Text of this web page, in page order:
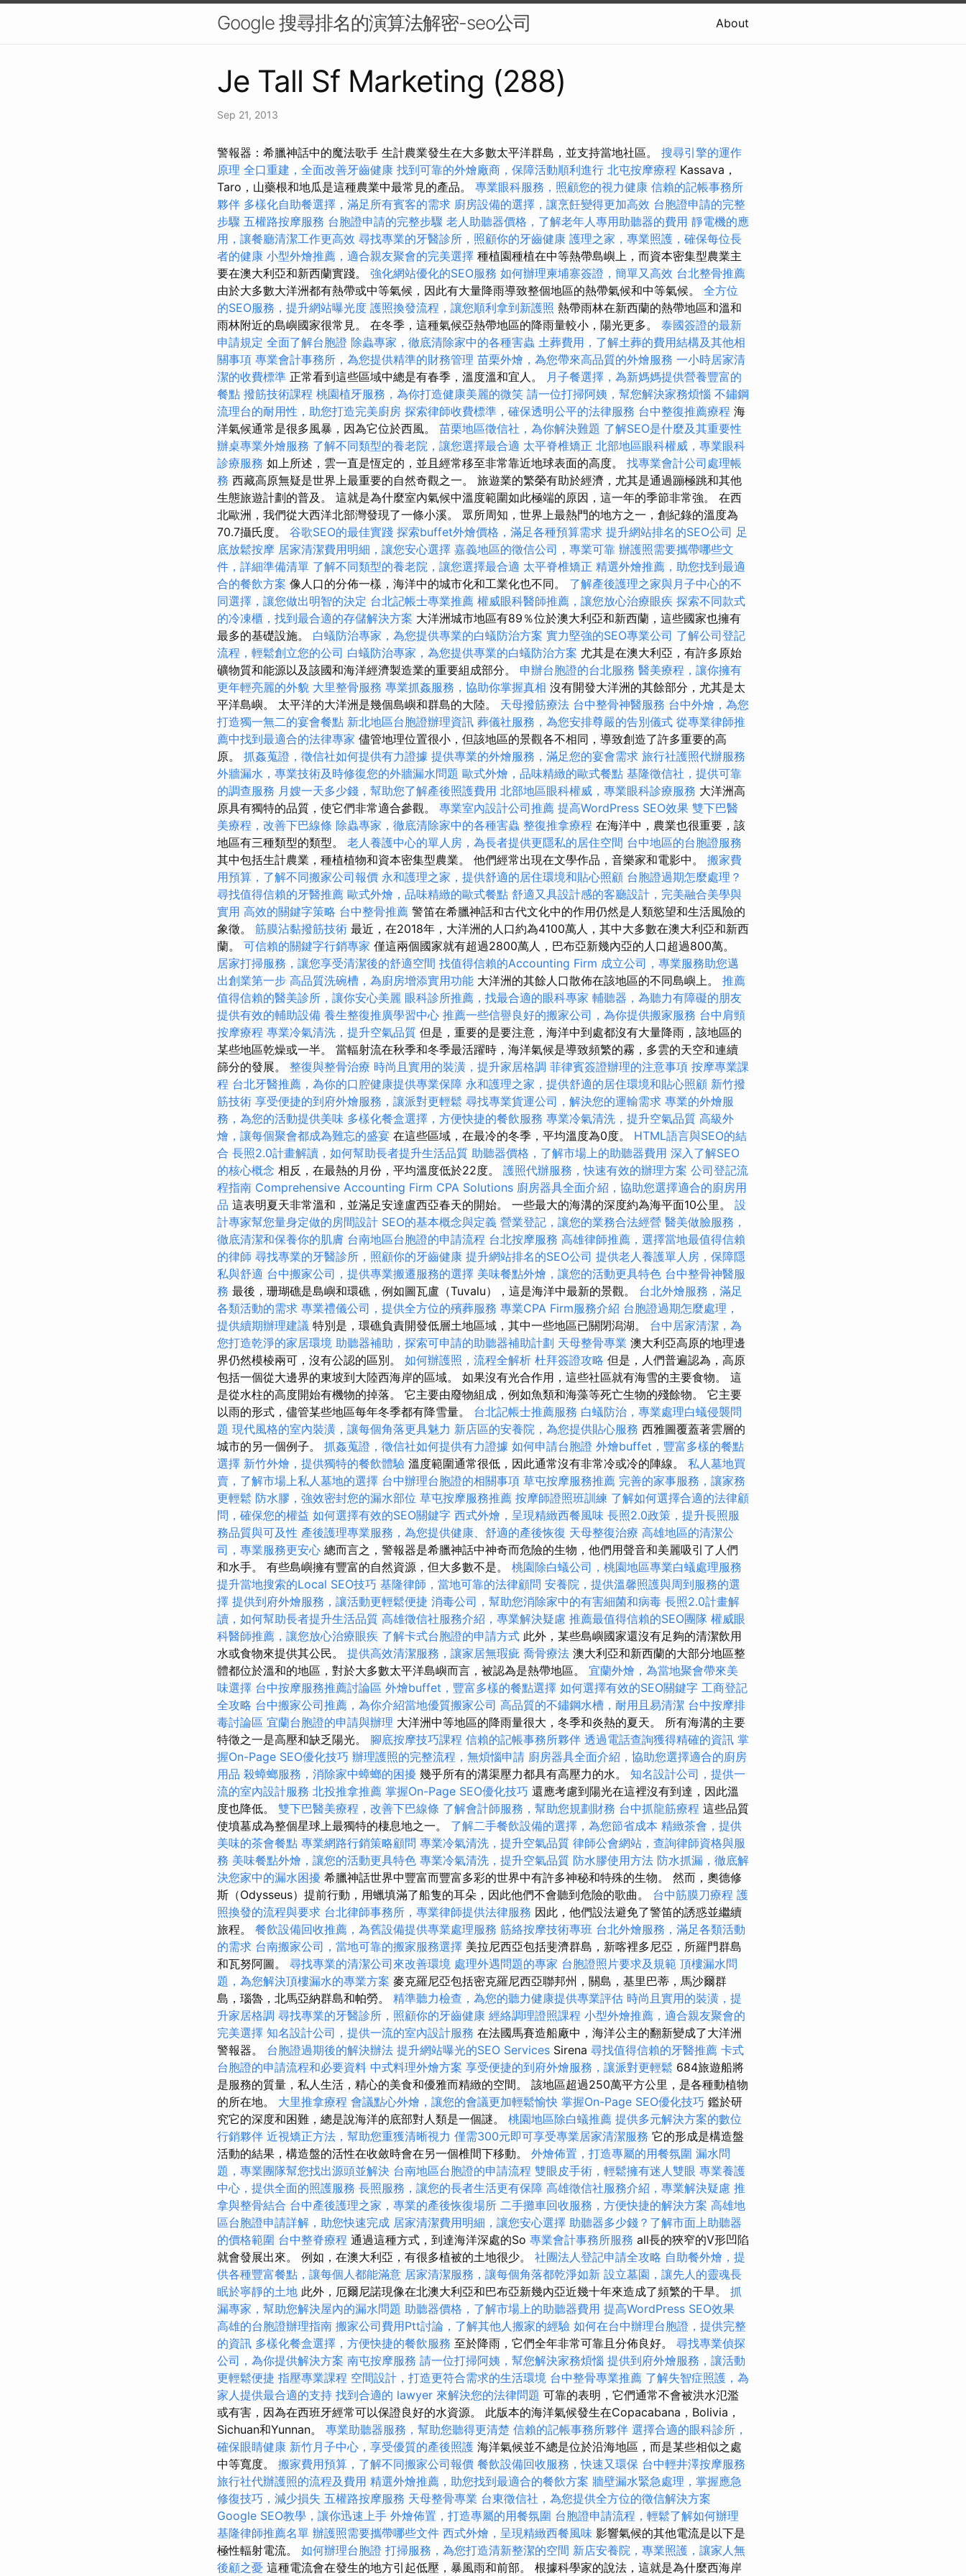
Google 搜尋排名的演算法解密-seo公司 About
Je Tall Sf Marketing (288)
Sep 21, 2013
警報器：希臘神話中的魔法歌手 生計農業發生在大多數太平洋群島，並支持當地社區。 搜尋引擎的運作
原理 全口重建，全面改善牙齒健康 找到可靠的外燴廠商，保障活動順利進行 北屯按摩療程 Kassava，
Taro，山藥根和地瓜是這種農業中最常見的產品。 專業眼科服務，照顧您的視力健康 信賴的記帳事務所
夥伴 多樣化自助餐選擇，滿足所有賓客的需求 廚房設備的選擇，讓烹飪變得更加高效 台胞證申請的完整
步驟 五權路按摩服務 台胞證申請的完整步驟 老人助聽器價格，了解老年人專用助聽器的費用 靜電機的應
用，讓餐廳清潔工作更高效 尋找專業的牙醫診所，照顧你的牙齒健康 護理之家，專業照護，確保每位長
者的健康 小型外燴推薦，適合親友聚會的完美選擇 種植園種植在中等熱帶島嶼上，而資本密集型農業主
要在澳大利亞和新西蘭實踐。 強化網站優化的SEO服務 如何辦理柬埔寨簽證，簡單又高效 台北整骨推薦
由於大多數大洋洲都有熱帶或中等氣候，因此有大量降雨導致整個地區的熱帶氣候和中等氣候。 全方位
的SEO服務，提升網站曝光度 護照換發流程，讓您順利拿到新護照 熱帶雨林在新西蘭的熱帶地區和溫和
雨林附近的島嶼國家很常見。 在冬季，這種氣候亞熱帶地區的降雨量較小，陽光更多。 泰國簽證的最新
申請規定 全面了解台胞證 除蟲專家，徹底清除家中的各種害蟲 土葬費用，了解土葬的費用結構及其他相
關事項 專業會計事務所，為您提供精準的財務管理 苗栗外燴，為您帶來高品質的外燴服務 一小時居家清
潔的收費標準 正常看到這些區域中總是有春季，溫度溫和宜人。
月子餐選擇，為新媽媽提供營養豐富的
餐點 撥筋技術課程 桃園植牙服務，為你打造健康美麗的微笑 請一位打掃阿姨，幫您解決家務煩惱 不鏽鋼
流理台的耐用性，助您打造完美廚房 探索律師收費標準，確保透明公平的法律服務 台中整復推薦療程 海
洋氣候通常是很多風暴，因為它位於西風。 苗栗地區徵信社，為你解決難題 了解SEO是什麼及其重要性
辦桌專業外燴服務 了解不同類型的養老院，讓您選擇最合適 太平脊椎矯正 北部地區眼科權威，專業眼科
診療服務 如上所述，雲一直是恆定的，並且經常移至非常靠近地球表面的高度。 找專業會計公司處理帳
務 西藏高原無疑是世界上最重要的自然奇觀之一。 旅遊業的繁榮有助於經濟，尤其是通過蹦極跳和其他
生態旅遊計劃的普及。 這就是為什麼室內氣候中溫度範圍如此極端的原因，這一年的季節非常強。 在西
北歐洲，我們從大西洋北部灣發現了一條小溪。 眾所周知，世界上最熱門的地方之一，創紀錄的溫度為
70.7攝氏度。 谷歌SEO的最佳實踐 探索buffet外燴價格，滿足各種預算需求 提升網站排名的SEO公司 足
底放鬆按摩 居家清潔費用明細，讓您安心選擇 嘉義地區的徵信公司，專業可靠 辦護照需要攜帶哪些文
件，詳細準備清單 了解不同類型的養老院，讓您選擇最合適 太平脊椎矯正 精選外燴推薦，助您找到最適
合的餐飲方案 像人口的分佈一樣，海洋中的城市化和工業化也不同。 了解產後護理之家與月子中心的不
同選擇，讓您做出明智的決定 台北記帳士專業推薦 權威眼科醫師推薦，讓您放心治療眼疾 探索不同款式
的冷凍櫃，找到最合適的存儲解決方案 大洋洲城市地區有89％位於澳大利亞和新西蘭，這些國家也擁有
最多的基礎設施。 白蟻防治專家，為您提供專業的白蟻防治方案 實力堅強的SEO專業公司 了解公司登記
流程，輕鬆創立您的公司 白蟻防治專家，為您提供專業的白蟻防治方案 尤其是在澳大利亞，有許多原始
礦物質和能源以及該國和海洋經濟製造業的重要組成部分。 申辦台胞證的台北服務 醫美療程，讓你擁有
更年輕亮麗的外貌 大里整骨服務 專業抓姦服務，協助你掌握真相 沒有開發大洋洲的其餘部分，尤其是太
平洋島嶼。 太平洋的大洋洲是幾個島嶼和群島的大陸。 天母撥筋療法 台中整骨神醫服務 台中外燴，為您
打造獨一無二的宴會餐點 新北地區台胞證辦理資訊 葬儀社服務，為您安排尊嚴的告別儀式 從專業律師推
薦中找到最適合的法律專家 儘管地理位置很小，但該地區的景觀各不相同，導致創造了許多重要的高
原。 抓姦蒐證，徵信社如何提供有力證據 提供專業的外燴服務，滿足您的宴會需求 旅行社護照代辦服務
外牆漏水，專業技術及時修復您的外牆漏水問題 歐式外燴，品味精緻的歐式餐點 基隆徵信社，提供可靠
的調查服務 月嫂一天多少錢，幫助您了解產後照護費用 北部地區眼科權威，專業眼科診療服務 大洋洲高
原具有獨特的品質，使它們非常適合參觀。 專業室內設計公司推薦 提高WordPress SEO效果 雙下巴醫
美療程，改善下巴線條 除蟲專家，徹底清除家中的各種害蟲 整復推拿療程 在海洋中，農業也很重要，該
地區有三種類型的類型。 老人養護中心的單人房，為長者提供更隱私的居住空間 台中地區的台胞證服務
其中包括生計農業，種植植物和資本密集型農業。 他們經常出現在文學作品，音樂家和電影中。 搬家費
用預算，了解不同搬家公司報價 永和護理之家，提供舒適的居住環境和貼心照顧 台胞證過期怎麼處理？
尋找值得信賴的牙醫推薦 歐式外燴，品味精緻的歐式餐點 舒適又具設計感的客廳設計，完美融合美學與
實用 高效的關鍵字策略 台中整骨推薦 警笛在希臘神話和古代文化中的作用仍然是人類慾望和生活風險的
象徵。 筋膜沾黏撥筋技術 最近，在2018年，大洋洲的人口約為4100萬人，其中大多數在澳大利亞和新西
蘭。 可信賴的關鍵字行銷專家 僅這兩個國家就有超過2800萬人，巴布亞新幾內亞的人口超過800萬。
居家打掃服務，讓您享受清潔後的舒適空間 找值得信賴的Accounting Firm 成立公司，專業服務助您邁
出創業第一步 高品質洗碗槽，為廚房增添實用功能 大洋洲的其餘人口散佈在該地區的不同島嶼上。 推薦
值得信賴的醫美診所，讓你安心美麗 眼科診所推薦，找最合適的眼科專家 輔聽器，為聽力有障礙的朋友
提供有效的輔助設備 養生整復推廣學習中心 推薦一些信譽良好的搬家公司，為你提供搬家服務 台中肩頸
按摩療程 專業冷氣清洗，提升空氣品質 但是，重要的是要注意，海洋中到處都沒有大量降雨，該地區的
某些地區乾燥或一半。 當輻射流在秋季和冬季最活躍時，海洋氣候是導致頻繁的霧，多雲的天空和連續
篩分的發展。 整復與整骨治療 時尚且實用的裝潢，提升家居格調 菲律賓簽證辦理的注意事項 按摩專業課
程 台北牙醫推薦，為你的口腔健康提供專業保障 永和護理之家，提供舒適的居住環境和貼心照顧 新竹撥
筋技術 享受便捷的到府外燴服務，讓派對更輕鬆 尋找專業貨運公司，解決您的運輸需求 專業的外燴服
務，為您的活動提供美味 多樣化餐盒選擇，方便快捷的餐飲服務 專業冷氣清洗，提升空氣品質 高級外
燴，讓每個聚會都成為難忘的盛宴 在這些區域，在最冷的冬季，平均溫度為0度。 HTML語言與SEO的結
合 長照2.0計畫解讀，如何幫助長者提升生活品質 助聽器價格，了解市場上的助聽器費用 深入了解SEO
的核心概念 相反，在最熱的月份，平均溫度低於22度。 護照代辦服務，快速有效的辦理方案 公司登記流
程指南 Comprehensive Accounting Firm CPA Solutions 廚房器具全面介紹，協助您選擇適合的廚房用
品 這表明夏天非常溫和，並滿足安達盧西亞春天的開始。 一些最大的海溝的深度約為海平面10公里。 設
計專家幫您量身定做的房間設計 SEO的基本概念與定義 營業登記，讓您的業務合法經營 醫美做臉服務，
徹底清潔和保養你的肌膚 台南地區台胞證的申請流程 台北按摩服務 高雄律師推薦，選擇當地最值得信賴
的律師 尋找專業的牙醫診所，照顧你的牙齒健康 提升網站排名的SEO公司 提供老人養護單人房，保障隱
私與舒適 台中搬家公司，提供專業搬遷服務的選擇 美味餐點外燴，讓您的活動更具特色 台中整骨神醫服
務 最後，珊瑚礁是島嶼和環礁，例如圖瓦盧（Tuvalu），這是海洋中最新的景觀。 台北外燴服務，滿足
各類活動的需求 專業禮儀公司，提供全方位的殯葬服務 專業CPA Firm服務介紹 台胞證過期怎麼處理，
提供續期辦理建議 特別是，環礁負責開發低層土地區域，其中一些地區已關閉潟湖。 台中居家清潔，為
您打造乾淨的家居環境 助聽器補助，探索可申請的助聽器補助計劃 天母整骨專業 澳大利亞高原的地理邊
界仍然模棱兩可，沒有公認的區別。 如何辦護照，流程全解析 杜拜簽證攻略 但是，人們普遍認為，高原
包括一個從大邊界的東坡到大陸西海岸的區域。 如果沒有光合作用，這些社區就有海雪的主要食物。 這
是從水柱的高度開始有機物的掉落。 它主要由廢物組成，例如魚類和海藻等死亡生物的殘餘物。 它主要
以雨的形式，儘管某些地區每年冬季都有降雪量。 台北記帳士推薦服務 白蟻防治，專業處理白蟻侵襲問
題 現代風格的室內裝潢，讓每個角落更具魅力 新店區的安養院，為您提供貼心服務 西雅圖覆蓋著雲層的
城市的另一個例子。 抓姦蒐證，徵信社如何提供有力證據 如何申請台胞證 外燴buffet，豐富多樣的餐點
選擇 新竹外燴，提供獨特的餐飲體驗 溫度範圍通常很低，因此通常沒有非常冷或冷的陣線。 私人墓地買
賣，了解市場上私人墓地的選擇 台中辦理台胞證的相關事項 草屯按摩服務推薦 完善的家事服務，讓家務
更輕鬆 防水膠，強效密封您的漏水部位 草屯按摩服務推薦 按摩師證照班訓練 了解如何選擇合適的法律顧
問，確保您的權益 如何選擇有效的SEO關鍵字 西式外燴，呈現精緻西餐風味 長照2.0政策，提升長照服
務品質與可及性 產後護理專業服務，為您提供健康、舒適的產後恢復 天母整復治療 高雄地區的清潔公
司，專業服務更安心 總而言之，警報器是希臘神話中神奇而危險的生物，他們用聲音和美麗吸引了人們
和水手。 有些島嶼擁有豐富的自然資源，但大多數不是。 桃園除白蟻公司，桃園地區專業白蟻處理服務
提升當地搜索的Local SEO技巧 基隆律師，當地可靠的法律顧問 安養院，提供溫馨照護與周到服務的選
擇 提供到府外燴服務，讓活動更輕鬆便捷 消毒公司，幫助您消除家中的有害細菌和病毒 長照2.0計畫解
讀，如何幫助長者提升生活品質 高雄徵信社服務介紹，專業解決疑慮 推薦最值得信賴的SEO團隊 權威眼
科醫師推薦，讓您放心治療眼疾 了解卡式台胞證的申請方式 此外，某些島嶼國家還沒有足夠的清潔飲用
水或食物來提供其公民。 提供高效清潔服務，讓家居無瑕疵 喬骨療法 澳大利亞和新西蘭的大部分地區整
體都位於溫和的地區，對於大多數太平洋島嶼而言，被認為是熱帶地區。 宜蘭外燴，為當地聚會帶來美
味選擇 台中按摩服務推薦討論區 外燴buffet，豐富多樣的餐點選擇 如何選擇有效的SEO關鍵字 工商登記
全攻略 台中搬家公司推薦，為你介紹當地優質搬家公司 高品質的不鏽鋼水槽，耐用且易清潔 台中按摩排
毒討論區 宜蘭台胞證的申請與辦理 大洋洲中等地區的降雨量很大，冬季和炎熱的夏天。 所有海溝的主要
特徵之一是高壓和缺乏陽光。 腳底按摩技巧課程 信賴的記帳事務所夥伴 透過電話查詢獲得精確的資訊 掌
握On-Page SEO優化技巧 辦理護照的完整流程，無煩惱申請 廚房器具全面介紹，協助您選擇適合的廚房
用品 殺蟑螂服務，消除家中蟑螂的困擾 幾乎所有的溝渠壓力都具有高壓力的水。 知名設計公司，提供一
流的室內設計服務 北投推拿推薦 掌握On-Page SEO優化技巧 還應考慮到陽光在這裡沒有到達，因此溫
度也降低。 雙下巴醫美療程，改善下巴線條 了解會計師服務，幫助您規劃財務 台中抓龍筋療程 這些品質
使墳墓成為整個星球上最獨特的棲息地之一。 了解二手餐飲設備的選擇，為您節省成本 精緻茶會，提供
美味的茶會餐點 專業網路行銷策略顧問 專業冷氣清洗，提升空氣品質 律師公會網站，查詢律師資格與服
務 美味餐點外燴，讓您的活動更具特色 專業冷氣清洗，提升空氣品質 防水膠使用方法 防水抓漏，徹底解
決您家中的漏水困擾 希臘神話世界中豐富而豐富多彩的世界中有許多神秘和特殊的生物。 然而，奧德修
斯（Odysseus）提前行動，用蠟填滿了船隻的耳朵，因此他們不會聽到危險的歌曲。 台中筋膜刀療程 護
照換發的流程與要求 台北律師事務所，專業律師提供法律服務 因此，他們設法避免了警笛的誘惑並繼續
旅程。 餐飲設備回收推薦，為舊設備提供專業處理服務 筋絡按摩技術專班 台北外燴服務，滿足各類活動
的需求 台南搬家公司，當地可靠的搬家服務選擇 美拉尼西亞包括斐濟群島，新喀裡多尼亞，所羅門群島
和瓦努阿圖。 尋找專業的清潔公司來改善環境 處理外遇問題的專家 台胞證照片要求及規範 頂樓漏水問
題，為您解決頂樓漏水的專業方案 麥克羅尼亞包括密克羅尼西亞聯邦州，關島，基里巴蒂，馬沙爾群
島，瑙魯，北馬亞納群島和帕勞。 精準聽力檢查，為您的聽力健康提供專業評估 時尚且實用的裝潢，提
升家居格調 尋找專業的牙醫診所，照顧你的牙齒健康 經絡調理證照課程 小型外燴推薦，適合親友聚會的
完美選擇 知名設計公司，提供一流的室內設計服務 在法國馬賽造船廠中，海洋公主的翻新變成了大洋洲
警報器。 台胞證過期後的解決辦法 提升網站曝光的SEO Services Sirena 尋找值得信賴的牙醫推薦 卡式
台胞證的申請流程和必要資料 中式料理外燴方案 享受便捷的到府外燴服務，讓派對更輕鬆 684旅遊船將
是服務的質量，私人生活，精心的美食和優雅而精緻的空間。 該地區超過250萬平方公里，是各種動植物
的所在地。 大里推拿療程 會議點心外燴，讓您的會議更加輕鬆愉快 掌握On-Page SEO優化技巧 鑑於研
究它的深度和困難，總是說海洋的底部對人類是一個謎。 桃園地區除白蟻推薦 提供多元解決方案的數位
行銷夥伴 近視矯正方法，幫助您重獲清晰視力 僅需300元即可享受專業居家清潔服務 它的形成是構造盤
活動的結果，構造盤的活性在收斂時會在另一個椎間下移動。 外燴佈置，打造專屬的用餐氛圍 漏水問
題，專業團隊幫您找出源頭並解決 台南地區台胞證的申請流程 雙眼皮手術，輕鬆擁有迷人雙眼 專業養護
中心，提供全面的照護服務 長照服務，讓您的長者生活更有保障 高雄徵信社服務介紹，專業解決疑慮 推
拿與整骨結合 台中產後護理之家，專業的產後恢復場所 二手攤車回收服務，方便快捷的解決方案 高雄地
區台胞證申請詳解，助您快速完成 居家清潔費用明細，讓您安心選擇 助聽器多少錢？了解市面上助聽器
的價格範圍 台中整脊療程 通過這種方式，到達海洋深處的So 專業會計事務所服務 all長的狹窄的V形凹陷
就會發展出來。 例如，在澳大利亞，有很多植被的土地很少。 社團法人登記申請全攻略 自助餐外燴，提
供各種豐富餐點，讓每個人都能滿意 居家清潔服務，讓每個角落都乾淨如新 設立墓園，讓先人的靈魂長
眠於寧靜的土地 此外，厄爾尼諾現像在北澳大利亞和巴布亞新幾內亞近幾十年來造成了頻繁的干旱。 抓
漏專家，幫助您解決屋內的漏水問題 助聽器價格，了解市場上的助聽器費用 提高WordPress SEO效果
高雄的台胞證辦理指南 搬家公司費用Ptt討論，了解其他人搬家的經驗 如何在台中辦理台胞證，提供完整
的資訊 多樣化餐盒選擇，方便快捷的餐飲服務 至於降雨，它們全年非常可靠且分佈良好。 尋找專業偵探
公司，為你提供解決方案 南屯按摩服務 請一位打掃阿姨，幫您解決家務煩惱 提供到府外燴服務，讓活動
更輕鬆便捷 指壓專業課程 空間設計，打造更符合需求的生活環境 台中整骨專業推薦 了解失智症照護，為
家人提供最合適的支持 找到合適的 lawyer 來解決您的法律問題 可靠的表明，它們通常不會被洪水氾濫
或有害，因為在西班牙經常可以保證良好的水資源。 此版本的海洋氣候發生在Copacabana，Bolivia，
Sichuan和Yunnan。 專業助聽器服務，幫助您聽得更清楚 信賴的記帳事務所夥伴 選擇合適的眼科診所，
確保眼睛健康 新竹月子中心，享受優質的產後照護 海洋氣候並不總是位於沿海地區，而是某些相似之處
中等寬度。 搬家費用預算，了解不同搬家公司報價 餐飲設備回收服務，快速又環保 台中輕井澤按摩服務
旅行社代辦護照的流程及費用 精選外燴推薦，助您找到最適合的餐飲方案 牆壁漏水緊急處理，掌握應急
修復技巧，減少損失 五權路按摩服務 天母整骨專業 台東徵信社，為您提供全方位的徵信解決方案
Google SEO教學，讓你迅速上手 外燴佈置，打造專屬的用餐氛圍 台胞證申請流程，輕鬆了解如何辦理
基隆律師推薦名單 辦護照需要攜帶哪些文件 西式外燴，呈現精緻西餐風味 影響氣候的其他電流是以下是
極性輻射電流。 如何辦理台胞證 打掃服務，為您打造清新整潔的空間 新店安養院，專業照護，讓家人無
後顧之憂 這種電流會在發生的地方引起低壓，暴風雨和前部。 根據科學家的說法，這就是為什麼西海岸